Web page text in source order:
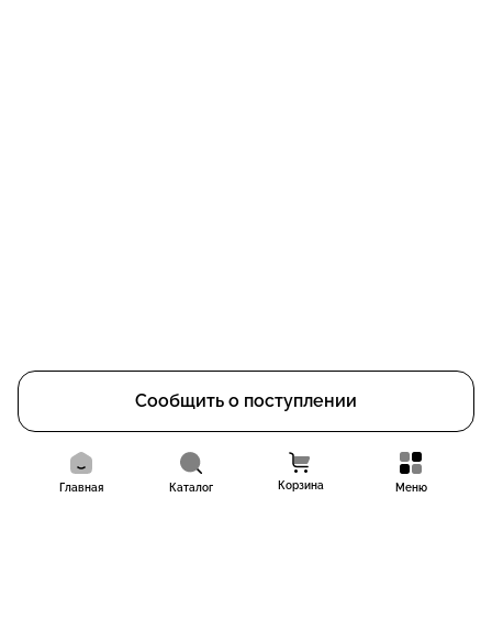
Сообщить о поступлении
Главная Каталог Корзина Меню